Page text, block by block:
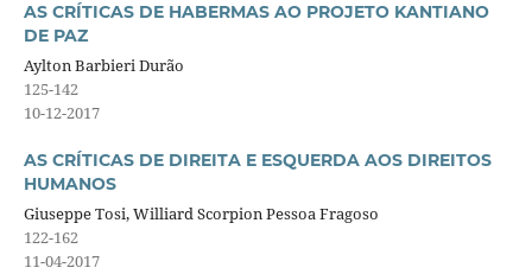
AS CRÍTICAS DE HABERMAS AO PROJETO KANTIANO
DE PAZ
Aylton Barbieri Durão
125-142
10-12-2017
AS CRÍTICAS DE DIREITA E ESQUERDA AOS DIREITOS
HUMANOS
Giuseppe Tosi, Williard Scorpion Pessoa Fragoso
122-162
11-04-2017